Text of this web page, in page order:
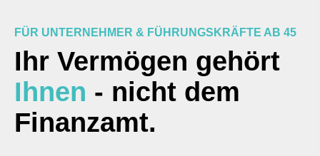
FÜR UNTERNEHMER & FÜHRUNGSKRÄFTE AB 45
Ihr Vermögen gehört
Ihnen - nicht dem
Finanzamt.